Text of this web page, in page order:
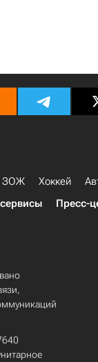
ЗОЖ Хоккей
Пресс-